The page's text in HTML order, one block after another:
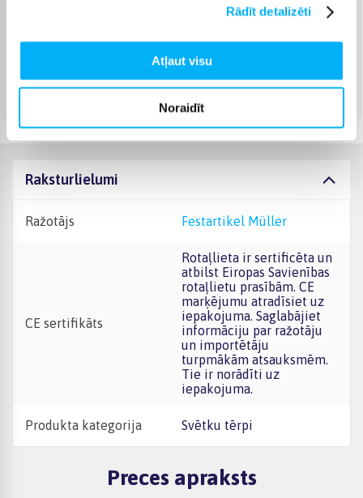
Rādīt detalizēti
Atļaut visu
Noraidīt
DPD pakomāts (4,99 €)
Augusts 18d. - Augusts 26d.
DPD kurjers (5,99 €)
Raksturlielumi
Ražotājs Festartikel Müller
CE sertifikāts
Rotaļlieta ir sertificēta un
atbilst Eiropas Savienības
rotaļlietu prasībām. CE
marķējumu atradīsiet uz
iepakojuma. Saglabājiet
informāciju par ražotāju
un importētāju
turpmākām atsauksmēm.
Tie ir norādīti uz
iepakojuma.
Produkta kategorija Svētku tērpi
Preces apraksts